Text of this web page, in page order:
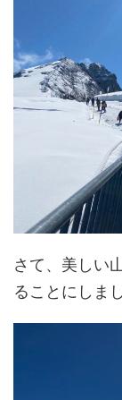
さて、美しい
ることにしま